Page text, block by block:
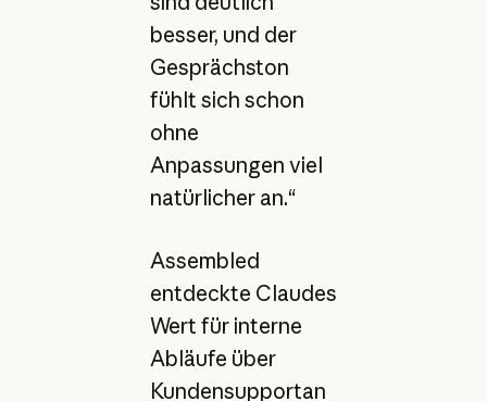
besser, und der
Gesprächston
fühlt sich schon
ohne
Anpassungen viel
natürlicher an.“
Assembled
entdeckte Claudes
Wert für interne
Abläufe über
Kundensupportan